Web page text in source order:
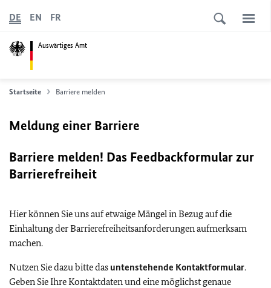
Auswärtiges Amt
DE EN FR
Startseite Barriere melden
Meldung einer Barriere
Barriere melden! Das Feedbackformular zur
Barrierefreiheit
Hier können Sie uns auf etwaige Mängel in Bezug auf die
Einhaltung der Barrierefreiheitsanforderungen aufmerksam
machen.
Nutzen Sie dazu bitte das untenstehende Kontaktformular.
Geben Sie Ihre Kontaktdaten und eine möglichst genaue